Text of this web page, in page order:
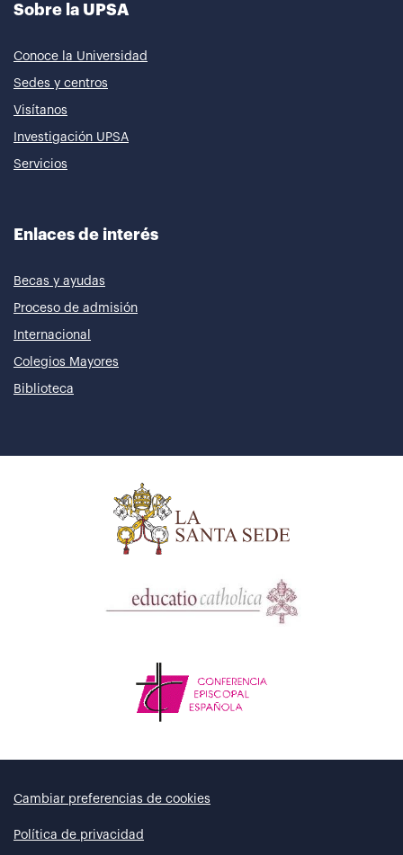
Sobre la UPSA
Conoce la Universidad
Sedes y centros
Visítanos
Investigación UPSA
Servicios
Enlaces de interés
Becas y ayudas
Proceso de admisión
Internacional
Colegios Mayores
Biblioteca
Cambiar preferencias de cookies
Política de privacidad